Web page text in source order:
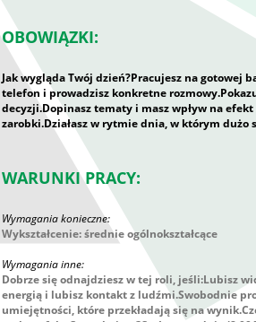
OBOWIĄZKI:
Jak wygląda Twój dzień?Pracujesz na gotowej
telefon i prowadzisz konkretne
decyzji.Dopinasz tematy i masz wpływ na
zarobki.Działasz w rytmie dnia, w którym dużo
WARUNKI PRACY:
Wymagania konieczne:
Wykształcenie: średnie ogólnokształcące
Wymagania inne:
Dobrze się odnajdziesz w tej roli, jeśli:Lubisz
energią i lubisz kontakt z ludźmi.Swobodnie
umiejętności, które przekładają się na